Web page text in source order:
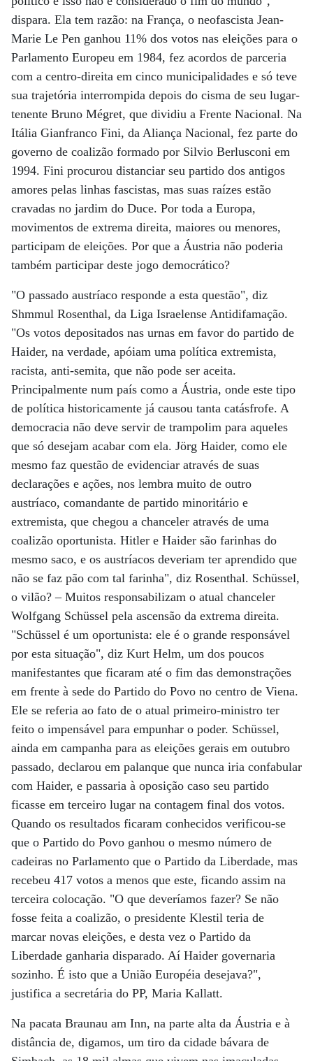
dispara. Ela tem razão: na França, o neofascista Jean-
Marie Le Pen ganhou 11% dos votos nas eleições para o
Parlamento Europeu em 1984, fez acordos de parceria
com a centro-direita em cinco municipalidades e só teve
sua trajetória interrompida depois do cisma de seu lugar-
tenente Bruno Mégret, que dividiu a Frente Nacional. Na
Itália Gianfranco Fini, da Aliança Nacional, fez parte do
governo de coalizão formado por Silvio Berlusconi em
1994. Fini procurou distanciar seu partido dos antigos
amores pelas linhas fascistas, mas suas raízes estão
cravadas no jardim do Duce. Por toda a Europa,
movimentos de extrema direita, maiores ou menores,
participam de eleições. Por que a Áustria não poderia
também participar deste jogo democrático?
"O passado austríaco responde a esta questão", diz
Shmmul Rosenthal, da Liga Israelense Antidifamação.
"Os votos depositados nas urnas em favor do partido de
Haider, na verdade, apóiam uma política extremista,
racista, anti-semita, que não pode ser aceita.
Principalmente num país como a Áustria, onde este tipo
de política historicamente já causou tanta catásfrofe. A
democracia não deve servir de trampolim para aqueles
que só desejam acabar com ela. Jörg Haider, como ele
mesmo faz questão de evidenciar através de suas
declarações e ações, nos lembra muito de outro
austríaco, comandante de partido minoritário e
extremista, que chegou a chanceler através de uma
coalizão oportunista. Hitler e Haider são farinhas do
mesmo saco, e os austríacos deveriam ter aprendido que
não se faz pão com tal farinha", diz Rosenthal. Schüssel,
o vilão? – Muitos responsabilizam o atual chanceler
Wolfgang Schüssel pela ascensão da extrema direita.
"Schüssel é um oportunista: ele é o grande responsável
por esta situação", diz Kurt Helm, um dos poucos
manifestantes que ficaram até o fim das demonstrações
em frente à sede do Partido do Povo no centro de Viena.
Ele se referia ao fato de o atual primeiro-ministro ter
feito o impensável para empunhar o poder. Schüssel,
ainda em campanha para as eleições gerais em outubro
passado, declarou em palanque que nunca iria confabular
com Haider, e passaria à oposição caso seu partido
ficasse em terceiro lugar na contagem final dos votos.
Quando os resultados ficaram conhecidos verificou-se
que o Partido do Povo ganhou o mesmo número de
cadeiras no Parlamento que o Partido da Liberdade, mas
recebeu 417 votos a menos que este, ficando assim na
terceira colocação. "O que deveríamos fazer? Se não
fosse feita a coalizão, o presidente Klestil teria de
marcar novas eleições, e desta vez o Partido da
Liberdade ganharia disparado. Aí Haider governaria
sozinho. É isto que a União Européia desejava?",
justifica a secretária do PP, Maria Kallatt.
Na pacata Braunau am Inn, na parte alta da Áustria e à
distância de, digamos, um tiro da cidade bávara de